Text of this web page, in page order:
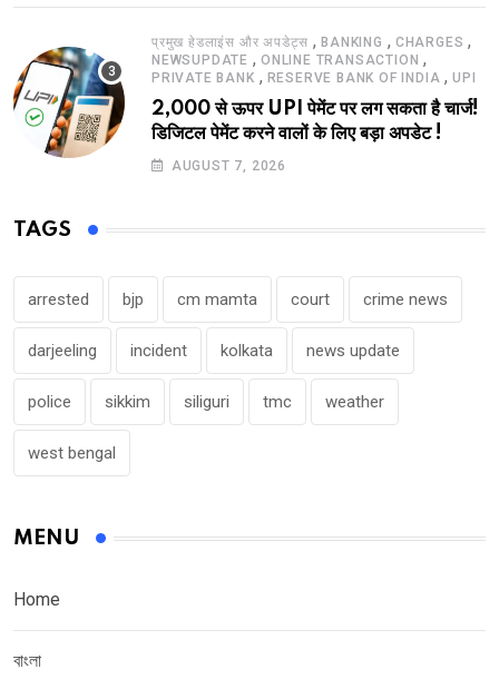
प्रमुख हेडलाइंस और अपडेट्स ,BANKING , CHARGES ,
NEWSUPDATE , ONLINE TRANSACTION ,
PRIVATE BANK , RESERVE BANK OF INDIA ,UPI
2,000 से ऊपर UPI पेमेंट पर लग सकता है चार्ज!
डिजिटल पेमेंट करने वालों के लिए बड़ा अपडेट !
AUGUST 7, 2026
TAGS
arrested bjp cm mamta court crime news
darjeeling incident kolkata news update
police sikkim siliguri tmc weather
west bengal
MENU
Home
বাংলা